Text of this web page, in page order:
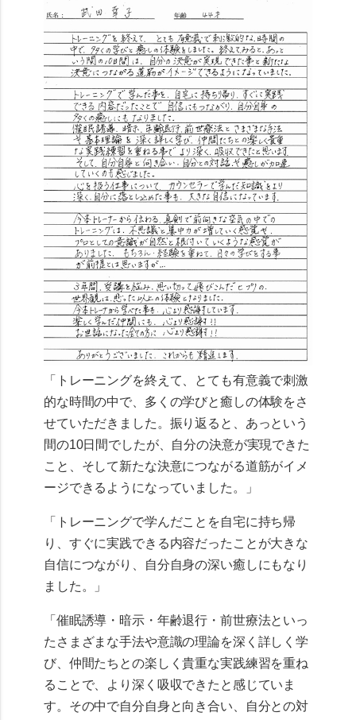
「トレーニングを終えて、とても有意義で刺激
的な時間の中で、多くの学びと癒しの体験をさ
せていただきました。振り返ると、あっという
間の10日間でしたが、自分の決意が実現できた
こと、そして新たな決意につながる道筋がイメ
ージできるようになっていました。」
「トレーニングで学んだことを自宅に持ち帰
り、すぐに実践できる内容だったことが大きな
自信につながり、自分自身の深い癒しにもなり
ました。」
「催眠誘導・暗示・年齢退行・前世療法といっ
たさまざまな手法や意識の理論を深く詳しく学
び、仲間たちとの楽しく貴重な実践練習を重ね
ることで、より深く吸収できたと感じていま
す。その中で自分自身と向き合い、自分との対